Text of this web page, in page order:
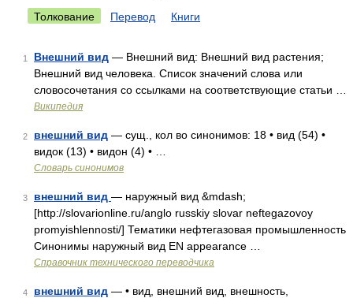
Толкование Перевод Книги
1 Внешний вид — Внешний вид: Внешний вид растения;
Внешний вид человека. Список значений слова или
словосочетания со ссылками на соответствующие статьи …
Википедия
2 внешний вид — сущ., кол во синонимов: 18 • вид (54) •
видок (13) • видон (4) • …
Словарь синонимов
3 внешний вид — наружный вид &mdash;
[http://slovarionline.ru/anglo russkiy slovar neftegazovoy
promyishlennosti/] Тематики нефтегазовая промышленность
Синонимы наружный вид EN appearance …
Справочник технического переводчика
4 внешний вид — • вид, внешний вид, внешность,